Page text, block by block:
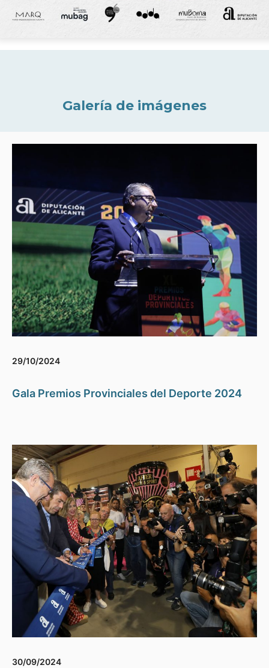
Galería de imágenes
29/10/2024
Gala Premios Provinciales del Deporte 2024
30/09/2024